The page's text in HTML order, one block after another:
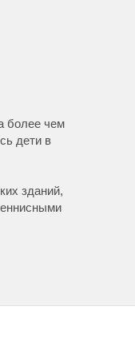
более чем
дети в
зданий,